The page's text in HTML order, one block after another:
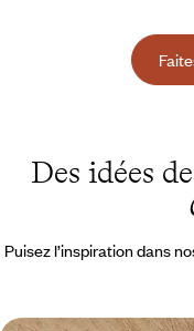
Des idées de
Puisez l’inspiration dans